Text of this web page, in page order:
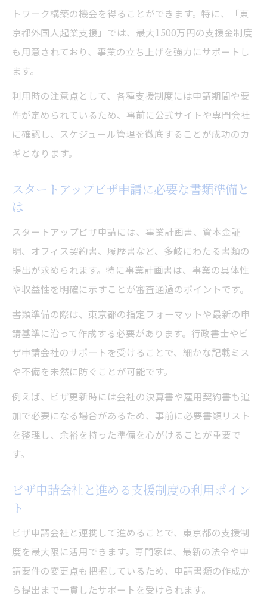
トワーク構築の機会を得ることができます。特に、「東
京都外国人起業支援」では、最大1500万円の支援金制度
も用意されており、事業の立ち上げを強力にサポートし
ます。
利用時の注意点として、各種支援制度には申請期間や要
件が定められているため、事前に公式サイトや専門会社
に確認し、スケジュール管理を徹底することが成功のカ
ギとなります。
スタートアップビザ申請に必要な書類準備と
は
スタートアップビザ申請には、事業計画書、資本金証
明、オフィス契約書、履歴書など、多岐にわたる書類の
提出が求められます。特に事業計画書は、事業の具体性
や収益性を明確に示すことが審査通過のポイントです。
書類準備の際は、東京都の指定フォーマットや最新の申
請基準に沿って作成する必要があります。行政書士やビ
ザ申請会社のサポートを受けることで、細かな記載ミス
や不備を未然に防ぐことが可能です。
例えば、ビザ更新時には会社の決算書や雇用契約書も追
加で必要になる場合があるため、事前に必要書類リスト
を整理し、余裕を持った準備を心がけることが重要で
す。
ビザ申請会社と進める支援制度の利用ポイン
ト
ビザ申請会社と連携して進めることで、東京都の支援制
度を最大限に活用できます。専門家は、最新の法令や申
請要件の変更点も把握しているため、申請書類の作成か
ら提出まで一貫したサポートを受けられます。